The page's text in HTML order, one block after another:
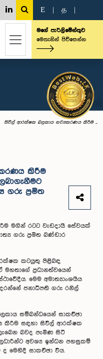
E த
මගේ පාර්ලිමේන්තුව
මෙතැනින් පිවිසෙන්න
සිවිල් ආරක්ෂක බලකාය නව්‍යකරණය කිරීම ...
කිරීම
ගරු ප්‍රමිත
මගින් රටට වැඩදායී සේවයක්
ගරු ප්‍රමිත බණ්ඩාර
කටයුතු පිළිබඳ
ප්‍රධානත්වයෙන්
මෙම අමාත්‍යාංශයීය
ජනාධිපති ගරු රනිල්
සම්බන්ධයෙන් සාකච්ඡා
කිරීම සඳහා සිවිල් ආරක්ෂක
බවද පැමිණ සිටි
අවශ්‍ය ඉන්ධන පහසුකම්
මෙහිදී සාකච්ඡා විය.